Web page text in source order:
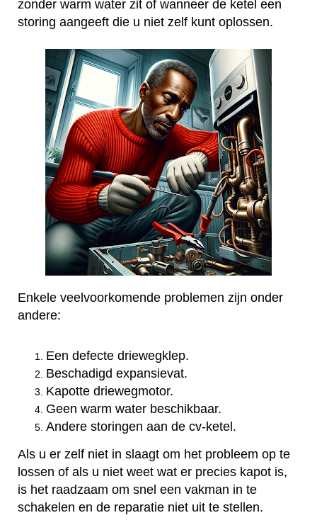
zonder warm water zit of wanneer de ketel een
storing aangeeft die u niet zelf kunt oplossen.
Enkele veelvoorkomende problemen zijn onder
andere:
Een defecte driewegklep.
Beschadigd expansievat.
Kapotte driewegmotor.
Geen warm water beschikbaar.
Andere storingen aan de cv-ketel.
Als u er zelf niet in slaagt om het probleem op te
lossen of als u niet weet wat er precies kapot is,
is het raadzaam om snel een vakman in te
schakelen en de reparatie niet uit te stellen.